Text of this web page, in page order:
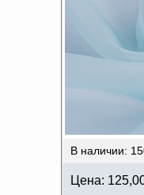
В наличии:
Цена: